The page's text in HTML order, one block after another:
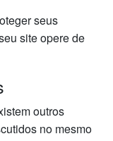
seus
site opere de
outros
no mesmo